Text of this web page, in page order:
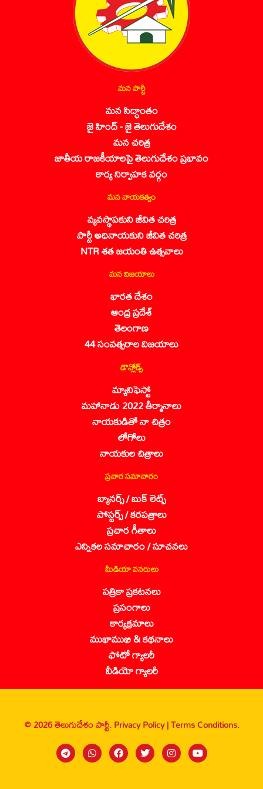
మన పార్టీ
మన సిద్ధాంతం
జై హింద్ - జై తెలుగుదేశం
మన చరిత్ర
జాతీయ రాజకీయాలపై తెలుగుదేశం ప్రభావం
కార్య నిర్వాహక వర్గం
మన నాయకత్వం
వ్యవస్థాపకుని జీవిత చరిత్ర
పార్టీ అధినాయకుని జీవిత చరిత్ర
NTR శత జయంతి ఉత్సవాలు
మన విజయాలు
భారత దేశం
ఆంధ్ర ప్రదేశ్
తెలంగాణ
44 సంవత్సరాల విజయాలు
డౌన్లోడ్స్
మ్యానిఫెస్టో
మహానాడు 2022 తీర్మానాలు
నాయకుడితో నా చిత్రం
లోగోలు
నాయకుల చిత్రాలు
ప్రచార సమాచారం
బ్యానర్స్ / బుక్ లెట్స్
పోస్టర్స్ / కరపత్రాలు
ప్రచార గీతాలు
ఎన్నికల సమాచారం / సూచనలు
మీడియా వనరులు
పత్రికా ప్రకటనలు
ప్రసంగాలు
కార్యక్రమాలు
ముఖాముఖి & కథనాలు
ఫోటో గ్యాలరీ
వీడియో గ్యాలరీ
© 2026 తెలుగుదేశం పార్టీ.Privacy Policy |Terms Conditions.